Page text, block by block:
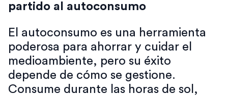
partido al autoconsumo
El autoconsumo es una herramienta
poderosa para ahorrar y cuidar el
medioambiente, pero su éxito
depende de cómo se gestione.
Consume durante las horas de sol,